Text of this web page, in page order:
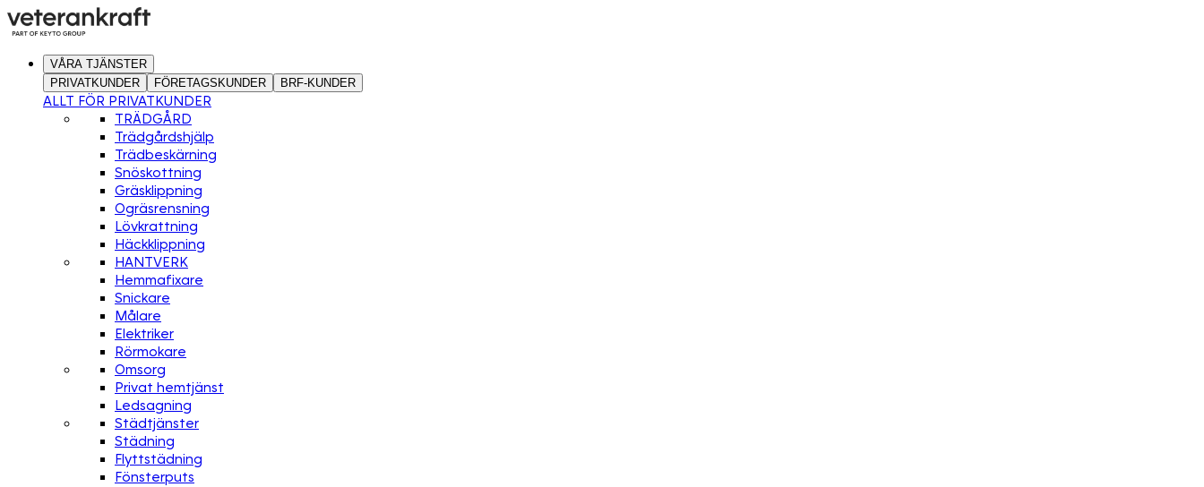
VÅRA TJÄNSTER
PRIVATKUNDER
FÖRETAGSKUNDER BRF-KUNDER
ALLT FÖR PRIVATKUNDER
TRÄDGÅRD
Trädgårdshjälp
Trädbeskärning
Snöskottning
Gräsklippning
Ogräsrensning
Lövkrattning
Häckklippning
HANTVERK
Hemmafixare
Snickare
Målare
Elektriker
Rörmokare
Omsorg
Privat hemtjänst
Ledsagning
Städtjänster
Städning
Flyttstädning
Fönsterputs